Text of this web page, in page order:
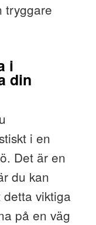
tryggare
i
din
i en
Det är en
du kan
viktiga
på en väg